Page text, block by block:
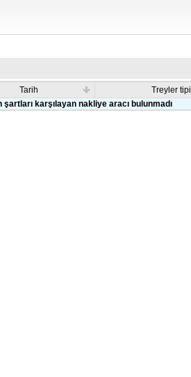
Tarih Treyler tipi
şartları karşılayan nakliye aracı bulunmadı